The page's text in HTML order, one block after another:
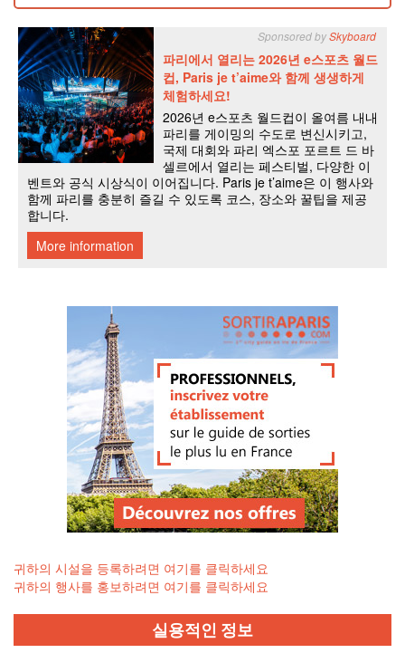
귀하의 시설을 등록하려면 여기를 클릭하세요
귀하의 행사를 홍보하려면 여기를 클릭하세요
실용적인 정보